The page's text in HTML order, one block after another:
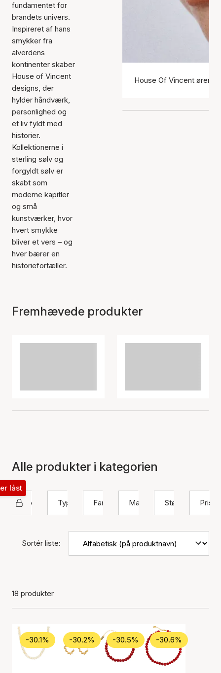
fundamentet for
brandets univers.
Inspireret af hans
smykker fra
alverdens
kontinenter skaber
House of Vincent
designs, der
hylder håndværk,
personlighed og
et liv fyldt med
historier.
Kollektionerne i
sterling sølv og
forgyldt sølv er
skabt som
moderne kapitler
og små
kunstværker, hvor
hvert smykke
bliver et vers – og
hver bærer en
historiefortæller.
House Of Vincent
Fremhævede produkter
Alle produkter i kategorien
House Of Vincent
låst
Type
Farve Materiale Størrelse Pris
Sortér liste:
18 produkter
-30.1% -30.2% -30.5% -30.6%